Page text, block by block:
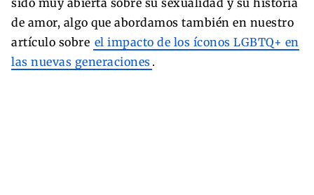
de amor, algo que abordamos también en nuestro
artículo sobre el impacto de los íconos LGBTQ+ en
las nuevas generaciones .